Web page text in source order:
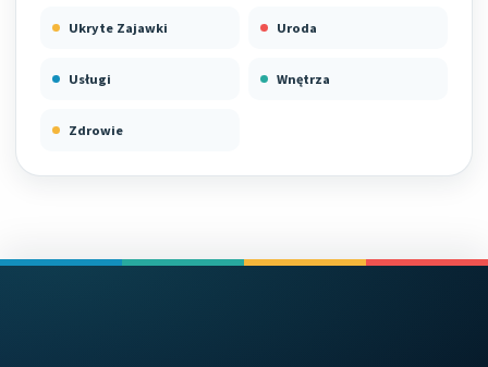
Ukryte Zajawki Uroda
Usługi Wnętrza
Zdrowie